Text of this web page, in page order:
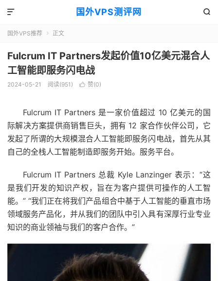
国外VPS测评网 

国外VPS推荐  正文
Fulcrum IT Partners发起价值10亿美元混合人
工智能即服务闪电战
2024-05-21 阅读(951)  赞(0)
Fulcrum IT Partners 是一家价值超过 10 亿美元的国
际解决方案提供商销售巨头，拥有 12 家合作伙伴公司，它
发起了所谓的大规模混合人工智能即服务闪电战，首先从其
自己的全栈人工智能制造即服务开始。服务平台。
Fulcrum IT Partners 总裁 Kyle Lanzinger 表示：“这
是我们开发的知识产权，旨在为客户提供可操作的人工智
能。” “我们正在将我们产品组合中基于人工智能的垂直市场
领域服务产品化，并从我们的团队中引入具有深厚行业专业
知识的商业领袖与我们的客户合作。”